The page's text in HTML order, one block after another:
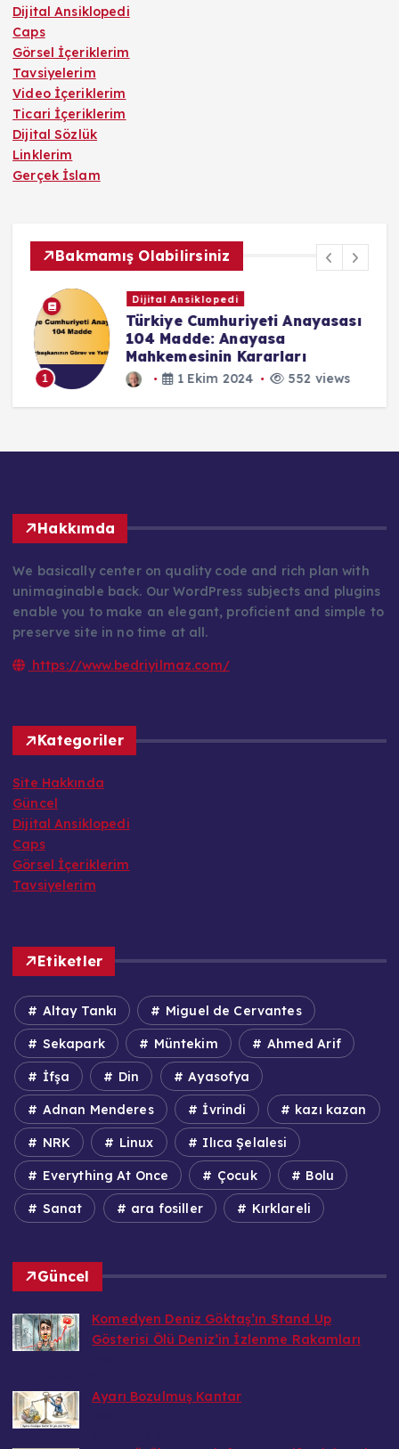
Dijital Ansiklopedi
Caps
Görsel İçeriklerim
Tavsiyelerim
Video İçeriklerim
Ticari İçeriklerim
Dijital Sözlük
Linklerim
Gerçek İslam
Bakmamış Olabilirsiniz
1
Dijital Ansiklopedi
Türkiye Cumhuriyeti Anayasası
104 Madde: Anayasa
Mahkemesinin Kararları
1 Ekim 2024 552 views
Hakkımda
We basically center on quality code and rich plan with
unimaginable back. Our WordPress subjects and plugins
enable you to make an elegant, proficient and simple to
preserve site in no time at all.
https://www.bedriyilmaz.com/
Kategoriler
Site Hakkında
Güncel
Dijital Ansiklopedi
Caps
Görsel İçeriklerim
Tavsiyelerim
Etiketler
Altay Tankı Miguel de Cervantes
Sekapark Müntekim Ahmed Arif
İfşa Din Ayasofya
Adnan Menderes İvrindi kazı kazan
NRK Linux Ilıca Şelalesi
Everything At Once Çocuk Bolu
Sanat ara fosiller Kırklareli
Güncel
Komedyen Deniz Göktaş’ın Stand Up
Gösterisi Ölü Deniz’in İzlenme Rakamları
Ayarı Bozulmuş Kantar